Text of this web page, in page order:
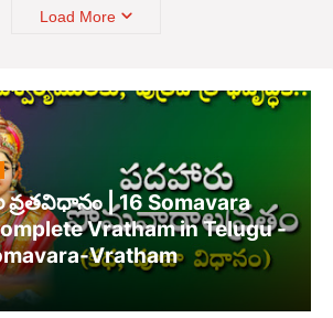
Load More
| 16 Somavara
Vratham in Telugu -
Vratham